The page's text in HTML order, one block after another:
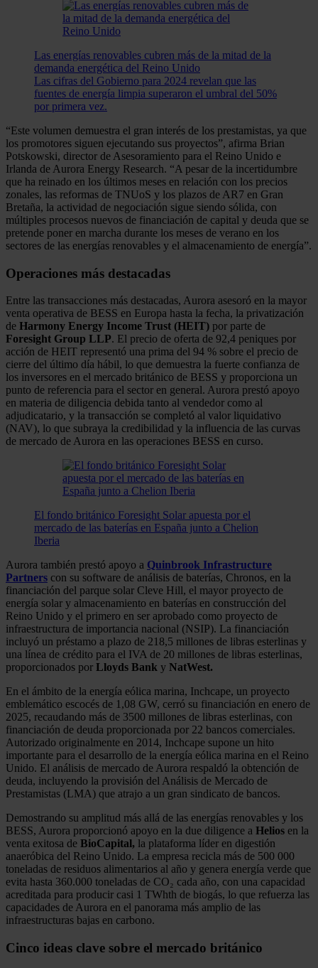
Las energías renovables cubren más de la mitad de la
demanda energética del Reino Unido
Las cifras del Gobierno para 2024 revelan que las
fuentes de energía limpia superaron el umbral del 50%
por primera vez.
“Este volumen demuestra el gran interés de los prestamistas, ya que
los promotores siguen ejecutando sus proyectos”, afirma Brian
Potskowski, director de Asesoramiento para el Reino Unido e
Irlanda de Aurora Energy Research. “A pesar de la incertidumbre
que ha reinado en los últimos meses en relación con los precios
zonales, las reformas de TNUoS y los plazos de AR7 en Gran
Bretaña, la actividad de negociación sigue siendo sólida, con
múltiples procesos nuevos de financiación de capital y deuda que se
pretende poner en marcha durante los meses de verano en los
sectores de las energías renovables y el almacenamiento de energía”.
Operaciones más destacadas
Entre las transacciones más destacadas, Aurora asesoró en la mayor
venta operativa de BESS en Europa hasta la fecha, la privatización
de Harmony Energy Income Trust (HEIT) por parte de
Foresight Group LLP. El precio de oferta de 92,4 peniques por
acción de HEIT representó una prima del 94 % sobre el precio de
cierre del último día hábil, lo que demuestra la fuerte confianza de
los inversores en el mercado británico de BESS y proporciona un
punto de referencia para el sector en general. Aurora prestó apoyo
en materia de diligencia debida tanto al vendedor como al
adjudicatario, y la transacción se completó al valor liquidativo
(NAV), lo que subraya la credibilidad y la influencia de las curvas
de mercado de Aurora en las operaciones BESS en curso.
El fondo británico Foresight Solar apuesta por el
mercado de las baterías en España junto a Chelion
Iberia
Aurora también prestó apoyo a Quinbrook Infrastructure
Partners con su software de análisis de baterías, Chronos, en la
financiación del parque solar Cleve Hill, el mayor proyecto de
energía solar y almacenamiento en baterías en construcción del
Reino Unido y el primero en ser aprobado como proyecto de
infraestructura de importancia nacional (NSIP). La financiación
incluyó un préstamo a plazo de 218,5 millones de libras esterlinas y
una línea de crédito para el IVA de 20 millones de libras esterlinas,
proporcionados por Lloyds Bank y NatWest.
En el ámbito de la energía eólica marina, Inchcape, un proyecto
emblemático escocés de 1,08 GW, cerró su financiación en enero de
2025, recaudando más de 3500 millones de libras esterlinas, con
financiación de deuda proporcionada por 22 bancos comerciales.
Autorizado originalmente en 2014, Inchcape supone un hito
importante para el desarrollo de la energía eólica marina en el Reino
Unido. El análisis de mercado de Aurora respaldó la obtención de
deuda, incluyendo la provisión del Análisis de Mercado de
Prestamistas (LMA) que atrajo a un gran sindicato de bancos.
Demostrando su amplitud más allá de las energías renovables y los
BESS, Aurora proporcionó apoyo en la due diligence a Helios en la
venta exitosa de BioCapital, la plataforma líder en digestión
anaeróbica del Reino Unido. La empresa recicla más de 500 000
toneladas de residuos alimentarios al año y genera energía verde que
evita hasta 360.000 toneladas de CO₂ cada año, con una capacidad
acreditada para producir casi 1 TWhth de biogás, lo que refuerza las
capacidades de Aurora en el panorama más amplio de las
infraestructuras bajas en carbono.
Cinco ideas clave sobre el mercado británico